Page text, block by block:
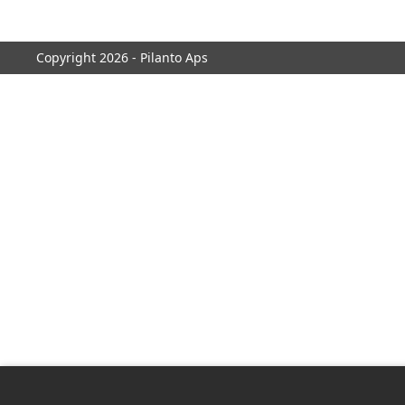
Copyright 2026 - Pilanto Aps